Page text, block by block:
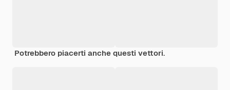
Potrebbero piacerti anche questi vettori.